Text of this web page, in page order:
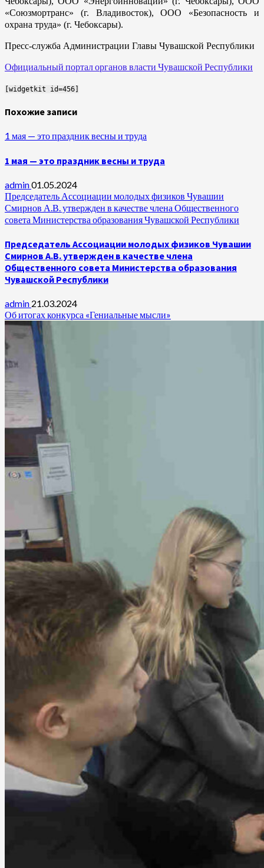
«Союзмортранс» (г. Владивосток), ООО «Безопасность и
охрана труда» (г. Чебоксары).
Пресс-служба Администрации Главы Чувашской Республики
Официальный портал органов власти Чувашской Республики
[widgetkit id=456]
Похожие записи
1 мая — это праздник весны и труда
1 мая — это праздник весны и труда
admin01.05.2024
Председатель Ассоциации молодых физиков Чувашии
Смирнов А.В. утвержден в качестве члена Общественного
совета Министерства образования Чувашской Республики
Председатель Ассоциации молодых физиков Чувашии
Смирнов А.В. утвержден в качестве члена
Общественного совета Министерства образования
Чувашской Республики
admin 21.03.2024
Об итогах конкурса «Гениальные мысли»